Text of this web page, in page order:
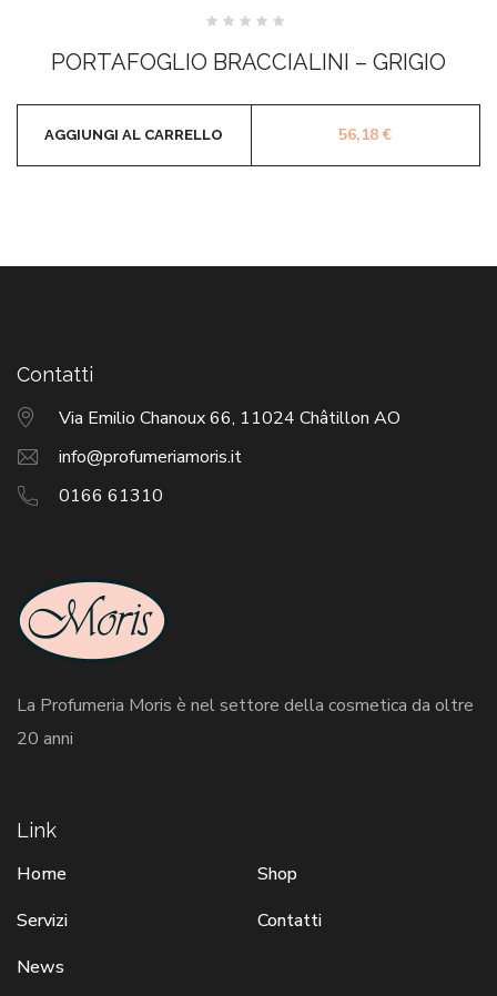
su
5
PORTAFOGLIO BRACCIALINI – GRIGIO
56,18€
AGGIUNGI AL CARRELLO
Contatti
Via Emilio Chanoux 66, 11024 Châtillon AO
info@profumeriamoris.it
0166 61310
La Profumeria Moris è nel settore della cosmetica da oltre
20 anni
Link
Home
Servizi
News
Shop
Contatti